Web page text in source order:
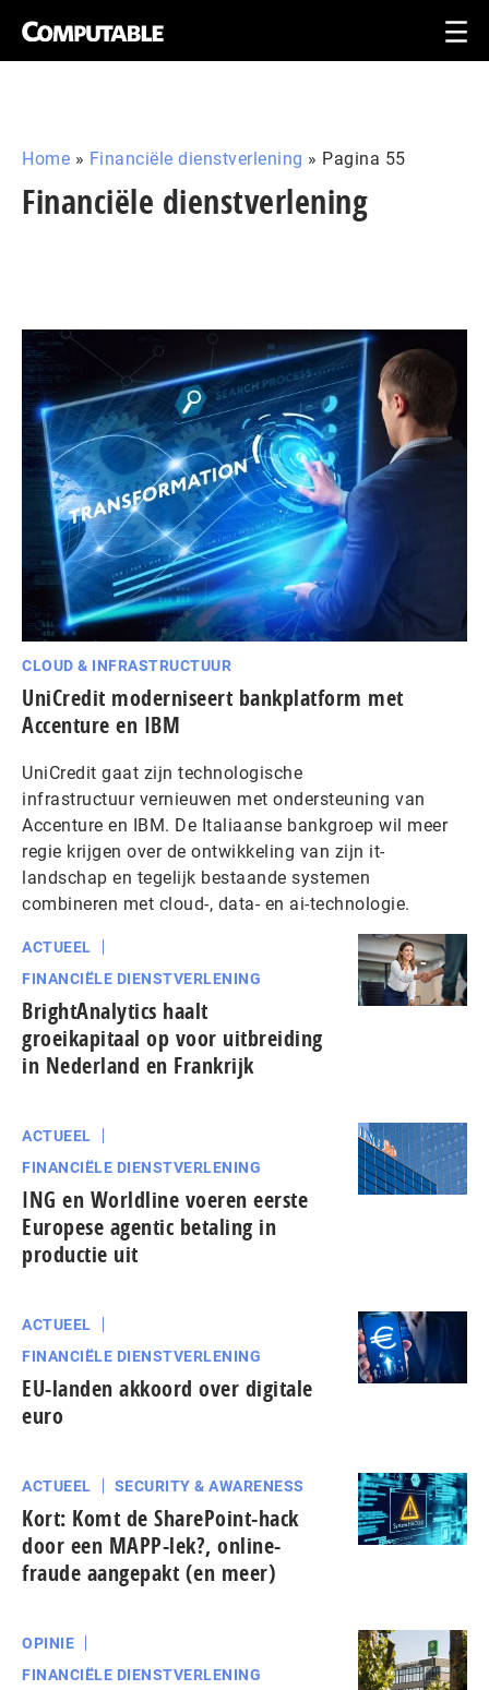
Home » Financiële dienstverlening » Pagina 55
Financiële dienstverlening
CLOUD & INFRASTRUCTUUR
UniCredit moderniseert bankplatform met
Accenture en IBM
UniCredit gaat zijn technologische
infrastructuur vernieuwen met ondersteuning van
Accenture en IBM. De Italiaanse bankgroep wil meer
regie krijgen over de ontwikkeling van zijn it-
landschap en tegelijk bestaande systemen
combineren met cloud-, data- en ai-technologie.
ACTUEEL
FINANCIËLE DIENSTVERLENING
BrightAnalytics haalt
groeikapitaal op voor uitbreiding
in Nederland en Frankrijk
ACTUEEL
FINANCIËLE DIENSTVERLENING
ING en Worldline voeren eerste
Europese agentic betaling in
productie uit
ACTUEEL
FINANCIËLE DIENSTVERLENING
EU-landen akkoord over digitale
euro
ACTUEEL SECURITY & AWARENESS
Kort: Komt de SharePoint-hack
door een MAPP-lek?, online-
fraude aangepakt (en meer)
OPINIE
FINANCIËLE DIENSTVERLENING